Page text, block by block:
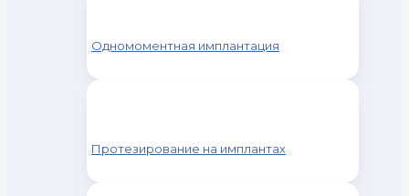
Одномоментная имплантация
Протезирование на имплантах